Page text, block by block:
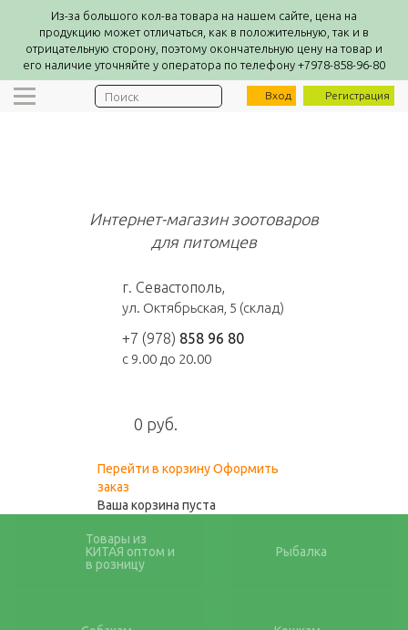
Из-за большого кол-ва товара на нашем сайте, цена на
продукцию может отличаться, как в положительную, так и в
отрицательную сторону, поэтому окончательную цену на товар и
его наличие уточняйте у оператора по телефону +7978-858-96-80
Вход Регистрация
Интернет-магазин зоотоваров
для питомцев
г. Севастополь,
ул. Октябрьская, 5 (склад)
+7 (978) 858 96 80
c 9.00 до 20.00
0 руб.
Перейти в корзину Оформить
заказ
Ваша корзина пуста
Товары из
КИТАЯ оптом и
в розницу
Рыбалка